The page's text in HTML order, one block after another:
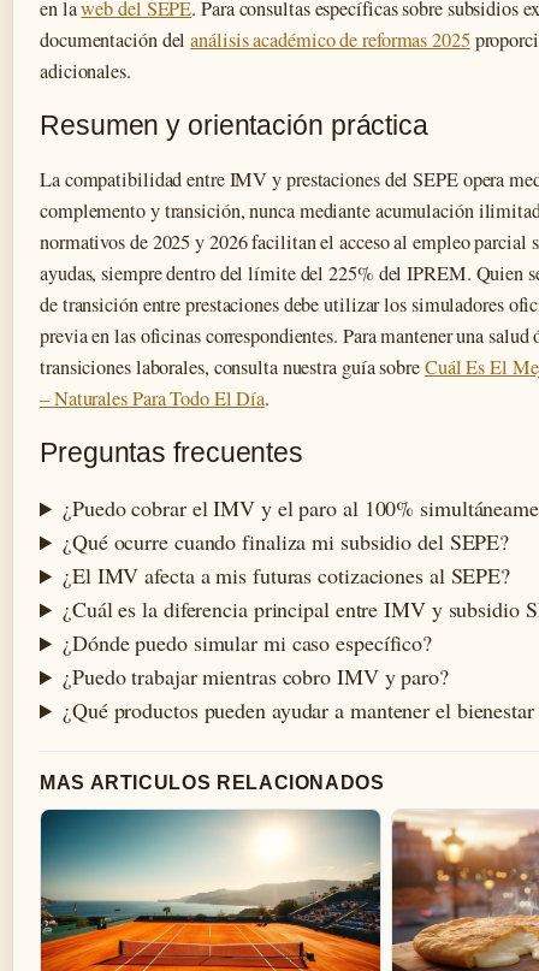
en laweb del SEPE. Para consultas específicas sobre subsidios
documentación delanálisis académico de reformas 2025
adicionales.
Resumen y orientación práctica
La compatibilidad entre IMV y prestaciones del SEPE opera
complemento y transición, nunca mediante acumulación
normativos de 2025 y 2026 facilitan el acceso al empleo parcial
ayudas, siempre dentro del límite del 225% del IPREM. Quien
de transición entre prestaciones debe utilizar los simuladores
previa en las oficinas correspondientes. Para mantener una salud
transiciones laborales, consulta nuestra guía sobreCuál Es El
– Naturales Para Todo El Día.
Preguntas frecuentes
¿Puedo cobrar el IMV y el paro al 100%
¿Qué ocurre cuando finaliza mi subsidio del SEPE?
¿El IMV afecta a mis futuras cotizaciones al SEPE?
¿Cuál es la diferencia principal entre IMV y subsidio
¿Dónde puedo simular mi caso específico?
¿Puedo trabajar mientras cobro IMV y paro?
¿Qué productos pueden ayudar a mantener el
MAS ARTICULOS RELACIONADOS